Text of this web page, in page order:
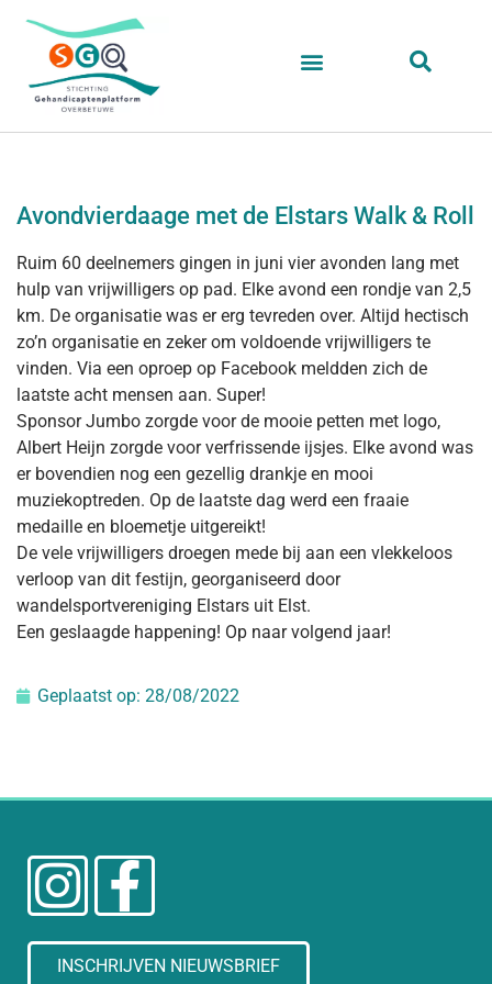
Avondvierdaage met de Elstars Walk & Roll
Ruim 60 deelnemers gingen in juni vier avonden lang met
hulp van vrijwilligers op pad. Elke avond een rondje van 2,5
km. De organisatie was er erg tevreden over. Altijd hectisch
zo’n organisatie en zeker om voldoende vrijwilligers te
vinden. Via een oproep op Facebook meldden zich de
laatste acht mensen aan. Super!
Sponsor Jumbo zorgde voor de mooie petten met logo,
Albert Heijn zorgde voor verfrissende ijsjes. Elke avond was
er bovendien nog een gezellig drankje en mooi
muziekoptreden. Op de laatste dag werd een fraaie
medaille en bloemetje uitgereikt!
De vele vrijwilligers droegen mede bij aan een vlekkeloos
verloop van dit festijn, georganiseerd door
wandelsportvereniging Elstars uit Elst.
Een geslaagde happening! Op naar volgend jaar!
Geplaatst op: 28/08/2022
INSCHRIJVEN NIEUWSBRIEF